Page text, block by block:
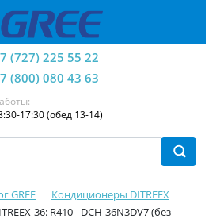
(727) 225 55 22
(800) 080 43 63
17:30 (обед 13-14)
GREE
Кондиционеры DITREEX
36: R410 - DCH-36N3DV7 (без